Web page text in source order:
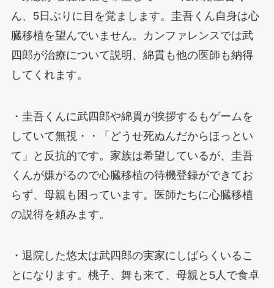
ん、5日ぶりに目を覚まします。圭吾くん自身は心
臓移植を望んでいません。カンファレンスでは武
四郎が治療について説明、綿貫も他の医師も納得
してくれます。
・圭吾くんに武四郎や綿貫が挨拶するもゲームを
していて無視・・「どうせ死ぬんだからほっとい
て」と反抗的です。家族は希望しているが、圭吾
くんが嫌がるので心臓移植の待機登録ができてお
らず、母親も困っています。医師たちに心臓移植
の説得を頼みます。
・退院した悠太は武四郎の実家にしばらくいるこ
とになります。桃子、舞も来て、母親と5人で食卓